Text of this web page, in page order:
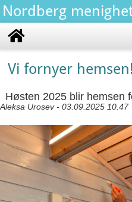
Nordberg
Vi fornyer hemsen!
Høsten 2025 blir hemsen
Aleksa Urosev - 03.09.2025 10.47